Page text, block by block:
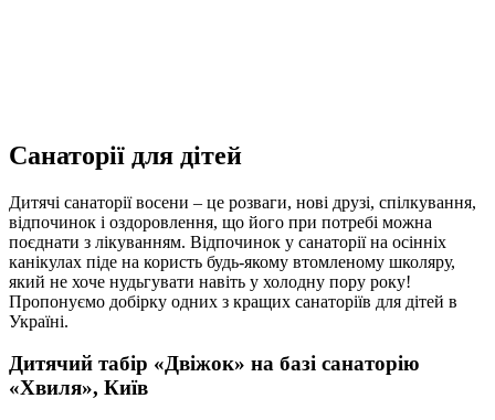
Санаторії для дітей
Дитячі санаторії восени – це розваги, нові друзі, спілкування,
відпочинок і оздоровлення, що його при потребі можна
поєднати з лікуванням. Відпочинок у санаторії на осінніх
канікулах піде на користь будь-якому втомленому школяру,
який не хоче нудьгувати навіть у холодну пору року!
Пропонуємо добірку одних з кращих санаторіїв для дітей в
Україні.
Дитячий табір «Двіжок» на базі санаторію
«Хвиля», Київ